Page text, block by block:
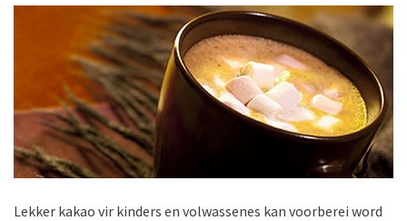
Lekker kakao vir kinders en volwassenes kan voorberei word